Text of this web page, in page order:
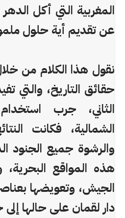
المغربية التي أكل
عن تقديم أية حلول
نقول هذا الكلام من
حقائق التاريخ، والتي
الثاني، جرب
الشمالية، فكانت
والرشوة جميع الجنود
هذه المواقع
الجيش، وتعويضها
دار لقمان على حالها